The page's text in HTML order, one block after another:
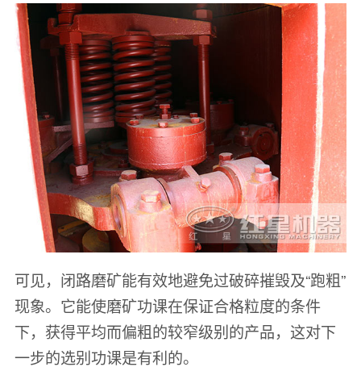
可见，闭路磨矿能有效地避免过破碎摧毁及“跑粗”
现象。它能使磨矿功课在保证合格粒度的条件
下，获得平均而偏粗的较窄级别的产品，这对下
一步的选别功课是有利的。